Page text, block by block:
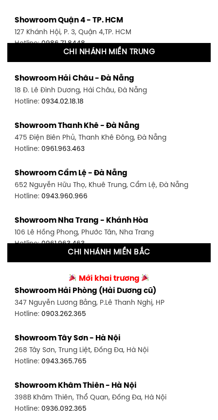
Showroom Quận 4 - TP. HCM
127 Khánh Hội, P. 3, Quận 4,TP. HCM
Hotline:0986.71.8448
1411 Đường 3/2, P. 16, Quận 11, TP. HCM
Hotline:0906.256.759
1448 Huỳnh Tấn Phát, Phú Thuận, Quận 7, TP HCM
Hotline:0946.480.580
348 Đ. Bạch Đằng, P. 14, Bình Thạnh, TP HCM
Hotline:0902.716.230
591 Hoàng Văn Thụ, P. 4, Tân Bình, TP HCM
Hotline:0906.256.759
0986.71.8448
Showroom Thuận An - Bình Dương
66 đường DT743, An Phú, Thuận An, Bình Dương
Showroom Biên Hòa - Đồng Nai
452 Nguyễn Ái Quốc, Tân Tiến, TP. Biên Hòa, Đồng Nai
CHI NHÁNH MIỀN TRUNG
Showroom Hải Châu - Đà Nẵng
18 Đ. Lê Đình Dương, Hải Châu, Đà Nẵng
Hotline: 0934.02.18.18
Showroom Thanh Khê - Đà Nẵng
475 Điện Biên Phủ, Thanh Khê Đông, Đà Nẵng
Hotline: 0961.963.463
Showroom Cẩm Lệ - Đà Nẵng
652 Nguyễn Hữu Thọ, Khuê Trung, Cẩm Lệ, Đà Nẵng
Hotline: 0943.960.966
Showroom Nha Trang - Khánh Hòa
106 Lê Hồng Phong, Phước Tân, Nha Trang
Hotline:0961.963.463
27-29 Nguyễn Sỹ Sách, Hưng Bình, TP Vinh, Nghệ An
Hotline:0943.960.966
Showroom Buôn Ma Thuột
Hotline:0934.02.18.18
CHI NHÁNH MIỀN BẮC
Mới khai trương
Showroom Hải Phòng (Hải Dương cũ)
347 Nguyễn Lương Bằng, P.Lê Thanh Nghị, HP
Hotline: 0903.262.365
Showroom Tây Sơn - Hà Nội
268 Tây Sơn, Trung Liệt, Đống Đa, Hà Nội
Hotline: 0943.365.765
Showroom Khâm Thiên - Hà Nội
398B Khâm Thiên, Thổ Quan, Đống Đa, Hà Nội
Hotline: 0936.092.365